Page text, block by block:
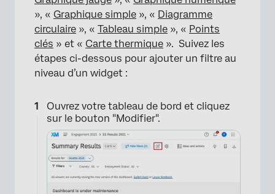
», « Graphique simple », « Diagramme
circulaire », « Tableau simple », « Points
clés » et « Carte thermique ». Suivez les
étapes ci-dessous pour ajouter un filtre au
niveau d’un widget :
Ouvrez votre tableau de bord et cliquez
sur le bouton "Modifier".